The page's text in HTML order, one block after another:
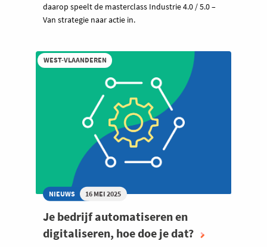
daarop speelt de masterclass Industrie 4.0 / 5.0 –
Van strategie naar actie in.
WEST-VLAANDEREN
NIEUWS 16 MEI 2025
Je bedrijf automatiseren en
digitaliseren, hoe doe je dat?